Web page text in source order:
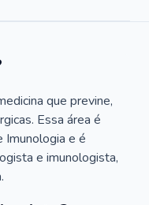
que previne,
Essa área é
Imunologia e é
e imunologista,